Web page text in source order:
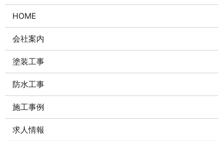
HOME
会社案内
塗装工事
防水工事
施工事例
求人情報